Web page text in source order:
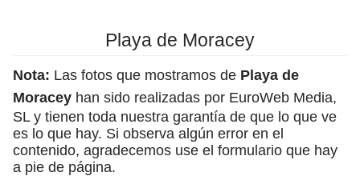
Playa de Moracey
Nota: Las fotos que mostramos de Playa de
Moracey han sido realizadas por EuroWeb Media,
SL y tienen toda nuestra garantía de que lo que ve
es lo que hay. Si observa algún error en el
contenido, agradecemos use el formulario que hay
a pie de página.